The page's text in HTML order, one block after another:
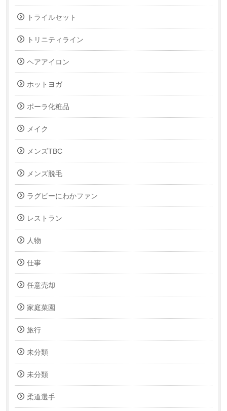
トライルセット
トリニティライン
ヘアアイロン
ホットヨガ
ポーラ化粧品
メイク
メンズTBC
メンズ脱毛
ラグビーにわかファン
レストラン
人物
仕事
任意売却
家庭菜園
旅行
未分類
未分類
柔道選手